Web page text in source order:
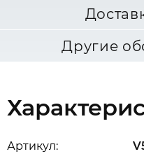
Другие
Артикул: